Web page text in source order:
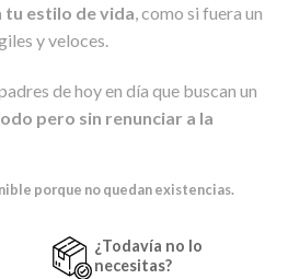
tu estilo de vida , como si fuera un
y veloces.
de hoy en día que buscan un
pero sin renunciar a la
porque no quedan existencias.
¿Todavía no lo
necesitas?